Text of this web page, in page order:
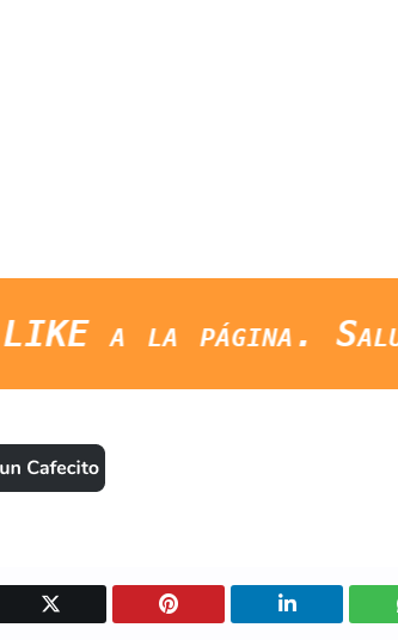
Saludos Y